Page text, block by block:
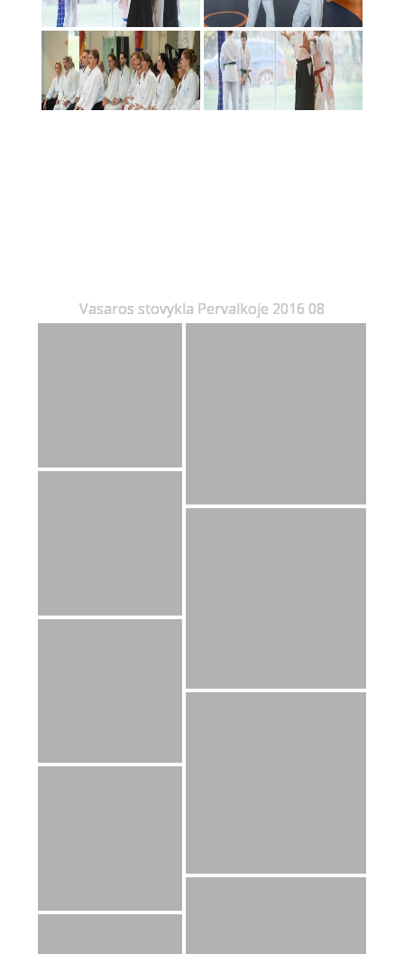
Vasaros stovykla Pervalkoje 2016 08